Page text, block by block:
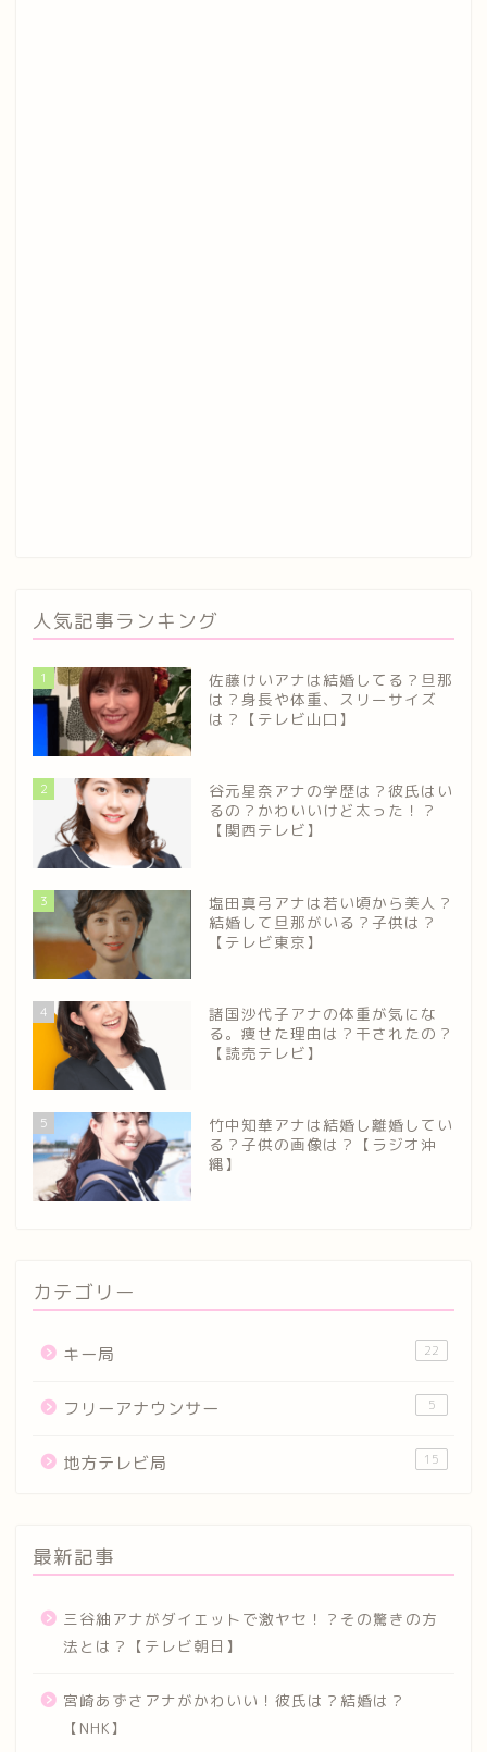
人気記事ランキング
1
佐藤けいアナは結婚してる？旦那
は？身長や体重、スリーサイズ
は？【テレビ山口】
2
谷元星奈アナの学歴は？彼氏はい
るの？かわいいけど太った！？
【関西テレビ】
3
塩田真弓アナは若い頃から美人？
結婚して旦那がいる？子供は？
【テレビ東京】
4
諸国沙代子アナの体重が気にな
る。痩せた理由は？干されたの？
【読売テレビ】
5
竹中知華アナは結婚し離婚してい
る？子供の画像は？【ラジオ沖
縄】
カテゴリー
キー局 22
フリーアナウンサー 5
地方テレビ局 15
最新記事
三谷紬アナがダイエットで激ヤセ！？その驚きの方
法とは？【テレビ朝日】
宮崎あずさアナがかわいい！彼氏は？結婚は？
【NHK】